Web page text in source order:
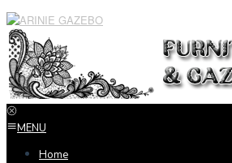
Loncat
ke
konten
MENU
Home